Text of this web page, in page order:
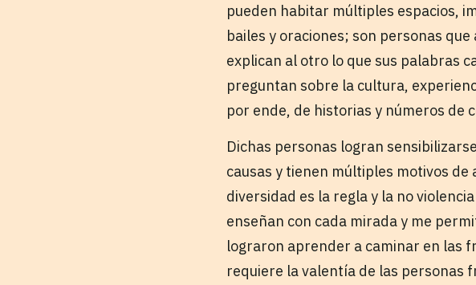
pueden habitar múltiples espacios,
bailes y oraciones; son personas
explican al otro lo que sus palabras
preguntan sobre la cultura,
por ende, de historias y números de
Dichas personas logran
causas y tienen múltiples motivos
diversidad es la regla y la no
enseñan con cada mirada y me
lograron aprender a caminar en las
requiere la valentía de las personas